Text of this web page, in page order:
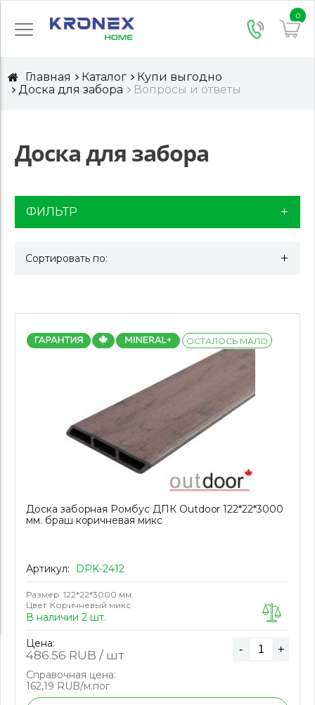
0
Главная Каталог
Купи выгодно
Доска для забора
Вопросы и ответы
Доска для забора
ФИЛЬТР
Сортировать по:
ОСТАЛОСЬ МАЛО
Доска заборная Ромбус ДПК Outdoor 122*22*3000
мм. браш коричневая микс
Артикул: DPK-2412
Размер 122*22*3000 мм
Цвет Коричневый микс
В наличии 2 шт.
Цена:
486.56 RUB / шт - +
Справочная цена:
162,19 RUB/м.пог